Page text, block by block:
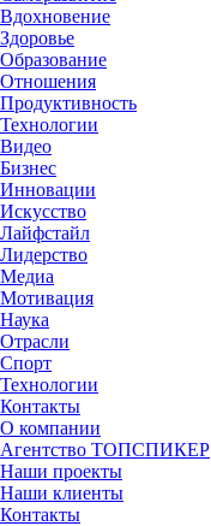
Вдохновение
Здоровье
Образование
Отношения
Продуктивность
Технологии
Видеo
Бизнес
Инновации
Искусство
Лайфстайл
Лидерство
Медиа
Мотивация
Наука
Отрасли
Спорт
Технологии
Контакты
О компании
Агентство ТОПСПИКЕР
Наши проекты
Наши клиенты
Контакты